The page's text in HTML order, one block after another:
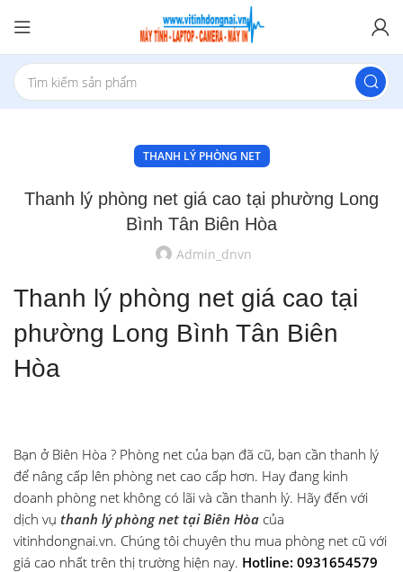
THANH LÝ PHÒNG NET
Thanh lý phòng net giá cao tại phường Long
Bình Tân Biên Hòa
Admin_dnvn
Thanh lý phòng net giá cao tại
phường Long Bình Tân Biên
Hòa
Bạn ở Biên Hòa ? Phòng net của bạn đã cũ, bạn cần thanh lý
để nâng cấp lên phòng net cao cấp hơn. Hay đang kinh
doanh phòng net không có lãi và cần thanh lý. Hãy đến với
dịch vụ thanh lý phòng net tại Biên Hòa của
vitinhdongnai.vn. Chúng tôi chuyên thu mua phòng net cũ với
giá cao nhất trên thị trường hiện nay. Hotline: 0931654579